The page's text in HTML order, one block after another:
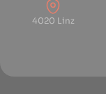
4020 Linz